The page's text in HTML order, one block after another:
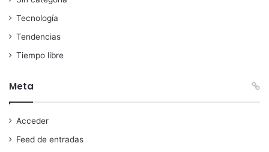
Tecnología
Tendencias
Tiempo libre
Meta
Acceder
Feed de entradas